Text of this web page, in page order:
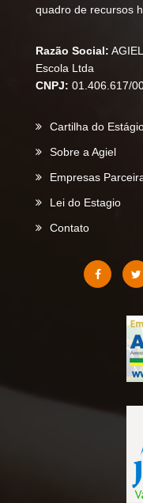
quadro de recursos
Razão Social:
Escola Ltda
CNPJ: 01.406.617/
Cartilha do
Sobre a Agiel
Empresas
Lei do Estagio
Contato